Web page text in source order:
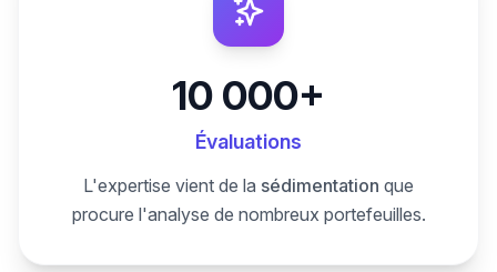
10 000+
Évaluations
L'expertise vient de la sédimentation que
procure l'analyse de nombreux portefeuilles.